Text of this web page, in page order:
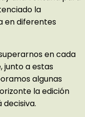
la
en diferentes
en cada
junto a estas
algunas
la edición
decisiva.